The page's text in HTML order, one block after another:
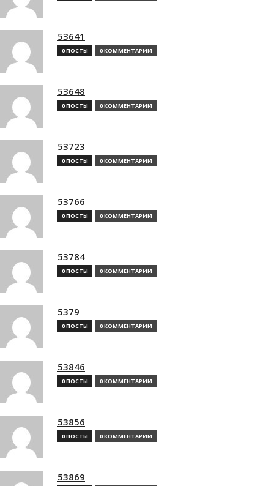
53641
0 ПОСТЫ 0 КОММЕНТАРИИ
53648
0 ПОСТЫ 0 КОММЕНТАРИИ
53723
0 ПОСТЫ 0 КОММЕНТАРИИ
53766
0 ПОСТЫ 0 КОММЕНТАРИИ
53784
0 ПОСТЫ 0 КОММЕНТАРИИ
5379
0 ПОСТЫ 0 КОММЕНТАРИИ
53846
0 ПОСТЫ 0 КОММЕНТАРИИ
53856
0 ПОСТЫ 0 КОММЕНТАРИИ
53869